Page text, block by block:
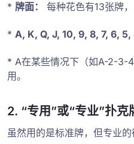
* 牌面： 每种花色有13张牌
* A, K, Q, J, 10, 9, 8, 7, 6,
* A在某些情况下（如A-2-3-
用。
2. “专用”或“专业”扑克
虽然用的是标准牌，但专业